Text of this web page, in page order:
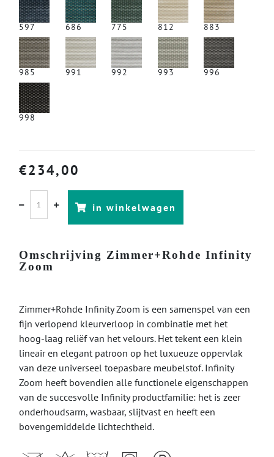
597 686 775 812 883
985 991 992 993 996
998
€234,00
in winkelwagen
Omschrijving Zimmer+Rohde Infinity
Zoom
Zimmer+Rohde Infinity Zoom is een samenspel van een
fijn verlopend kleurverloop in combinatie met het
hoog-laag reliëf van het velours. Het tekent een klein
lineair en elegant patroon op het luxueuze oppervlak
van deze universeel toepasbare meubelstof. Infinity
Zoom heeft bovendien alle functionele eigenschappen
van de succesvolle Infinity productfamilie: het is zeer
onderhoudsarm, wasbaar, slijtvast en heeft een
bovengemiddelde lichtechtheid.